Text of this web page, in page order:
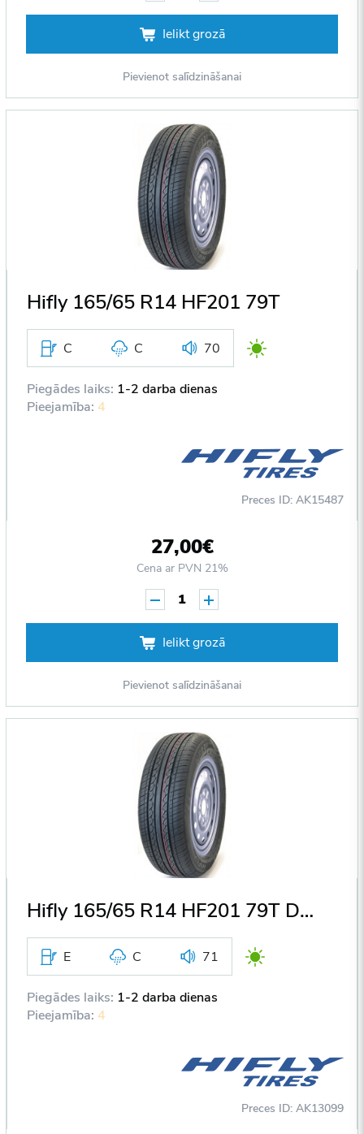
Ielikt grozā
Pievienot salīdzināšanai
Hifly 165/65 R14 HF201 79T
C C 70
Piegādes laiks: 1-2 darba dienas
Pieejamība: 4
Preces ID: AK15487
27,00€
Cena ar PVN 21%
1
Ielikt grozā
Pievienot salīdzināšanai
Hifly 165/65 R14 HF201 79T DOT2018
E C 71
Piegādes laiks: 1-2 darba dienas
Pieejamība: 4
Preces ID: AK13099